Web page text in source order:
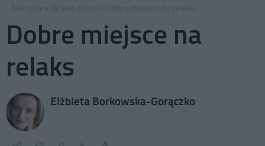
Dobre miejsce na
relaks
Elżbieta Borkowska-Gorączko